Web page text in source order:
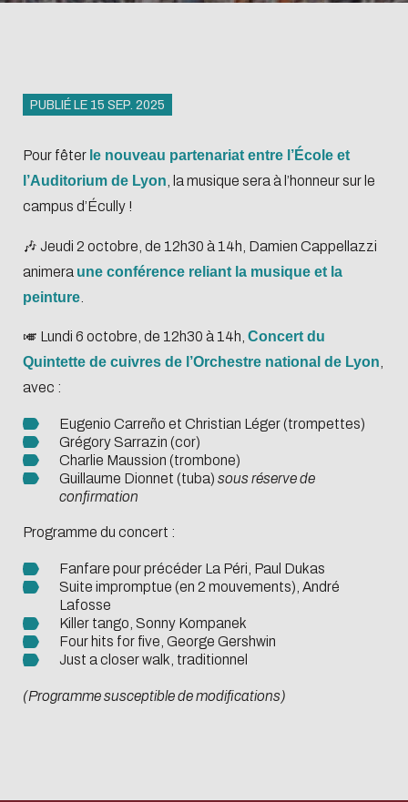
Inscription et
Offre de
services
Présentation
services
Présentation
Agenda Newsletter
artificielle
Transition
écologique
Contre le racisme
et l'antisémitisme
Égalité - diversité
n°1 : jardins
Biblio-Transitions
et des conditions
de travail
n°3 : Face au
changement
n°4 : Océans
Biblio-Transitions
n°6 : l'IA en
perspectives
Baromètre
Organigramme
et feuilles de
route
Guide science
ouverte
Abonnements
Gérer ses
données de
recherche
Cycle de vie de
la donnée
Données :
services
support
donnée
DATALystE
PUBLIÉ LE 15 SEP. 2025
Pour fêter le nouveau partenariat entre l’École et
l’Auditorium de Lyon , la musique sera à l’honneur sur le
campus d’Écully !
🎶 Jeudi 2 octobre, de 12h30 à 14h, Damien Cappellazzi
animera une conférence reliant la musique et la
peinture
🎺 Lundi 6 octobre, de 12h30 à 14h, Concert du
Quintette de cuivres de l’Orchestre national de Lyon
avec :
Eugenio Carreño et Christian Léger (trompettes)
Grégory Sarrazin (cor)
Charlie Maussion (trombone)
Guillaume Dionnet (tuba) sous réserve de
confirmation
Programme du concert :
Fanfare pour précéder La Péri, Paul Dukas
Suite impromptue (en 2 mouvements), André
Lafosse
Killer tango, Sonny Kompanek
Four hits for five, George Gershwin
Just a closer walk, traditionnel
(Programme susceptible de modifications)